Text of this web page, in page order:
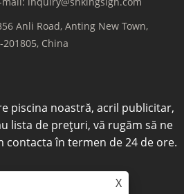
Anli Road, Anting New Town,
China
piscina noastră, acril publicitar,
lista de prețuri, vă rugăm să ne
contacta în termen de 24 de ore.
X